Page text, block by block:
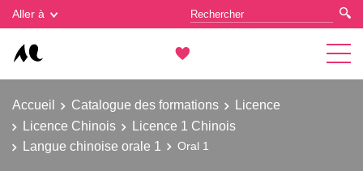
Aller à
Accueil Catalogue des formations
Licence
Licence Chinois
Licence 1 Chinois
Langue chinoise orale 1
Oral 1
Gestion des cookies